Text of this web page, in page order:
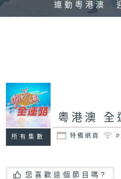
連動粵港澳
所有集數
粵港澳 全
特備網頁
您喜歡這個節目嗎?